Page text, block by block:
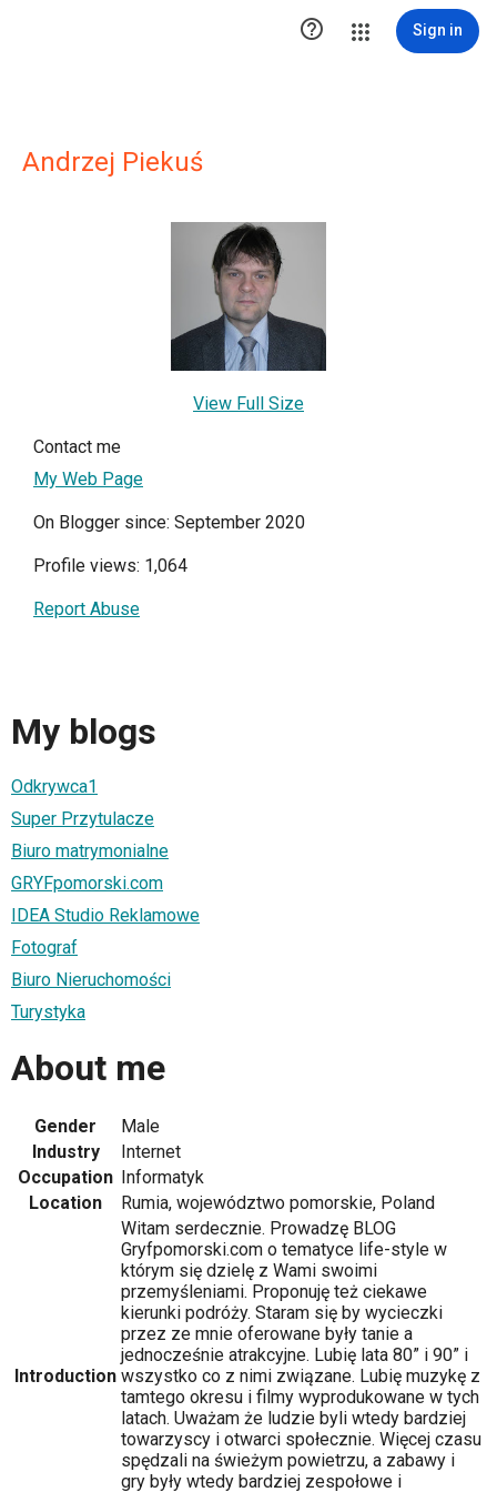
 Sign in
Andrzej Piekuś
View Full Size
Contact me
My Web Page
On Blogger since: September 2020
Profile views: 1,064
Report Abuse
My blogs
Odkrywca1
Super Przytulacze
Biuro matrymonialne
GRYFpomorski.com
IDEA Studio Reklamowe
Fotograf
Biuro Nieruchomości
Turystyka
About me
Gender
Male
Industry
Internet
Occupation Informatyk
Location
Rumia, województwo pomorskie, Poland
Introduction
Witam serdecznie. Prowadzę BLOG
Gryfpomorski.com o tematyce life-style w
którym się dzielę z Wami swoimi
przemyśleniami. Proponuję też ciekawe
kierunki podróży. Staram się by wycieczki
przez ze mnie oferowane były tanie a
jednocześnie atrakcyjne. Lubię lata 80” i 90” i
wszystko co z nimi związane. Lubię muzykę z
tamtego okresu i filmy wyprodukowane w tych
latach. Uważam że ludzie byli wtedy bardziej
towarzyscy i otwarci społecznie. Więcej czasu
spędzali na świeżym powietrzu, a zabawy i
gry były wtedy bardziej zespołowe i